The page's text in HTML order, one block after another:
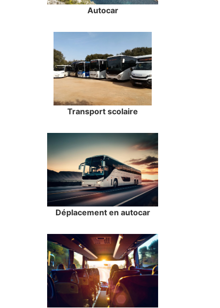
Autocar
Transport scolaire
Déplacement en autocar